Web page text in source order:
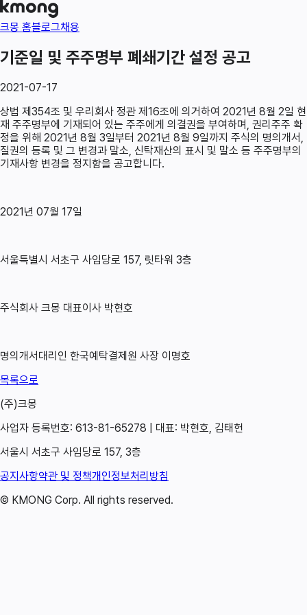
크몽 홈블로그채용
기준일 및 주주명부 폐쇄기간 설정 공고
2021-07-17
상법 제354조 및 우리회사 정관 제16조에 의거하여 2021년 8월 2일 현
재 주주명부에 기재되어 있는 주주에게 의결권을 부여하며, 권리주주 확
정을 위해 2021년 8월 3일부터 2021년 8월 9일까지 주식의 명의개서,
질권의 등록 및 그 변경과 말소, 신탁재산의 표시 및 말소 등 주주명부의
기재사항 변경을 정지함을 공고합니다.
2021년 07월 17일
서울특별시 서초구 사임당로 157, 릿타워 3층
주식회사 크몽 대표이사 박현호
명의개서대리인 한국예탁결제원 사장 이명호
목록으로
(주)크몽
사업자 등록번호: 613-81-65278 | 대표: 박현호, 김태헌
서울시 서초구 사임당로 157, 3층
공지사항약관 및 정책개인정보처리방침
© KMONG Corp. All rights reserved.